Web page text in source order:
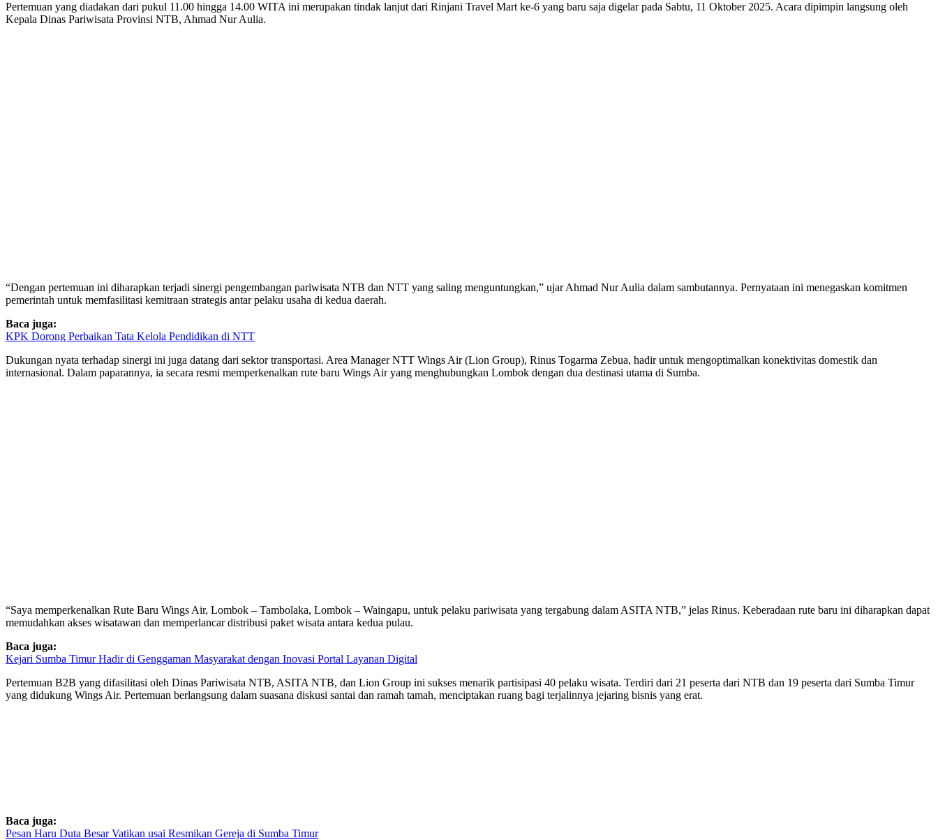
Pertemuan yang diadakan dari pukul 11.00 hingga 14.00 WITA ini merupakan tindak lanjut dari Rinjani Travel Mart ke-6 yang baru saja digelar pada Sabtu, 11 Oktober 2025. Acara dipimpin langsung oleh
Kepala Dinas Pariwisata Provinsi NTB, Ahmad Nur Aulia.
“Dengan pertemuan ini diharapkan terjadi sinergi pengembangan pariwisata NTB dan NTT yang saling menguntungkan,” ujar Ahmad Nur Aulia dalam sambutannya. Pernyataan ini menegaskan komitmen
pemerintah untuk memfasilitasi kemitraan strategis antar pelaku usaha di kedua daerah.
Baca juga:
KPK Dorong Perbaikan Tata Kelola Pendidikan di NTT
Dukungan nyata terhadap sinergi ini juga datang dari sektor transportasi. Area Manager NTT Wings Air (Lion Group), Rinus Togarma Zebua, hadir untuk mengoptimalkan konektivitas domestik dan
internasional. Dalam paparannya, ia secara resmi memperkenalkan rute baru Wings Air yang menghubungkan Lombok dengan dua destinasi utama di Sumba.
“Saya memperkenalkan Rute Baru Wings Air, Lombok – Tambolaka, Lombok – Waingapu, untuk pelaku pariwisata yang tergabung dalam ASITA NTB,” jelas Rinus. Keberadaan rute baru ini diharapkan dapat
memudahkan akses wisatawan dan memperlancar distribusi paket wisata antara kedua pulau.
Baca juga:
Kejari Sumba Timur Hadir di Genggaman Masyarakat dengan Inovasi Portal Layanan Digital
Pertemuan B2B yang difasilitasi oleh Dinas Pariwisata NTB, ASITA NTB, dan Lion Group ini sukses menarik partisipasi 40 pelaku wisata. Terdiri dari 21 peserta dari NTB dan 19 peserta dari Sumba Timur
yang didukung Wings Air. Pertemuan berlangsung dalam suasana diskusi santai dan ramah tamah, menciptakan ruang bagi terjalinnya jejaring bisnis yang erat.
Baca juga:
Pesan Haru Duta Besar Vatikan usai Resmikan Gereja di Sumba Timur